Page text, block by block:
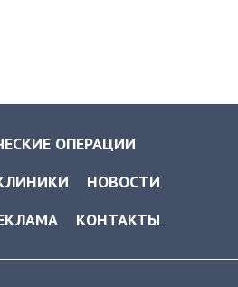
ОПЕРАЦИИ
НОВОСТИ
КОНТАКТЫ